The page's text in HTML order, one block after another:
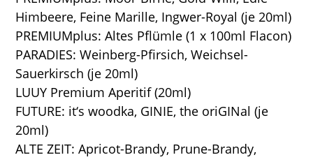
Himbeere, Feine Marille, Ingwer-Royal (je 20ml)
PREMIUMplus: Altes Pflümle (1 x 100ml Flacon)
PARADIES: Weinberg-Pfirsich, Weichsel-
Sauerkirsch (je 20ml)
LUUY Premium Aperitif (20ml)
FUTURE: it‘s woodka, GINIE, the oriGINal (je
20ml)
ALTE ZEIT: Apricot-Brandy, Prune-Brandy,